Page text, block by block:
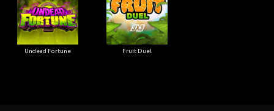
Undead Fortune Fruit Duel